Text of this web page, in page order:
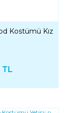
Kostümü Kız
TL